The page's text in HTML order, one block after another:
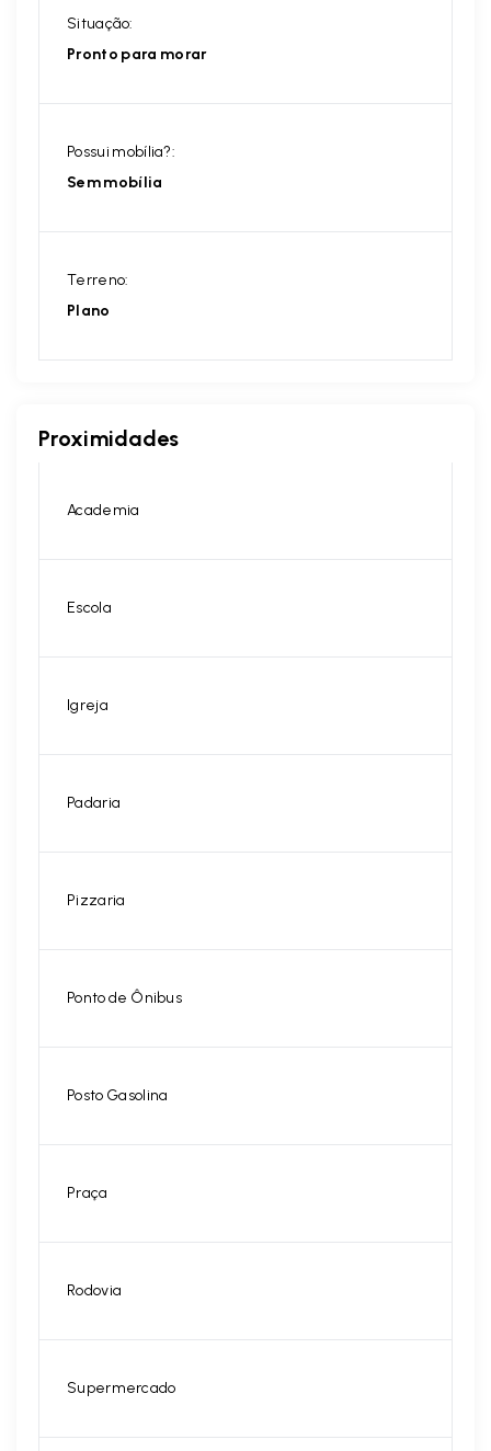
Situação:
Pronto para morar
Possui mobília?:
Sem mobília
Terreno:
Plano
Proximidades
Academia
Escola
Igreja
Padaria
Pizzaria
Ponto de Ônibus
Posto Gasolina
Praça
Rodovia
Supermercado